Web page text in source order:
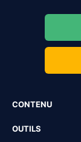
CONTENU
OUTILS